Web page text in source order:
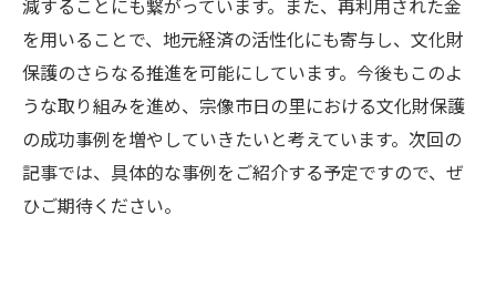
減することにも繋がっています。また、再利用された金
を用いることで、地元経済の活性化にも寄与し、文化財
保護のさらなる推進を可能にしています。今後もこのよ
うな取り組みを進め、宗像市日の里における文化財保護
の成功事例を増やしていきたいと考えています。次回の
記事では、具体的な事例をご紹介する予定ですので、ぜ
ひご期待ください。